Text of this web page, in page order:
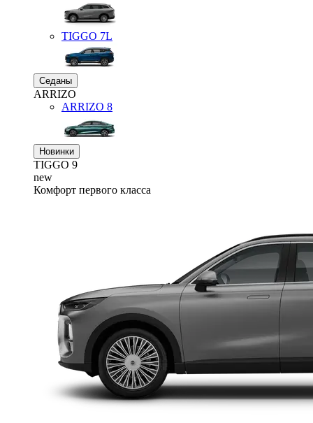
TIGGO 7L
Седаны
ARRIZO
ARRIZO 8
Новинки
TIGGO 9
new
Комфорт первого класса